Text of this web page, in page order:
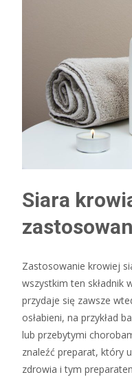
Siara
Zastosowanie krowiej
wszystkim ten składnik
przydaje się zawsze
osłabieni, na przykład
lub przebytymi
znaleźć preparat, który
zdrowia i tym